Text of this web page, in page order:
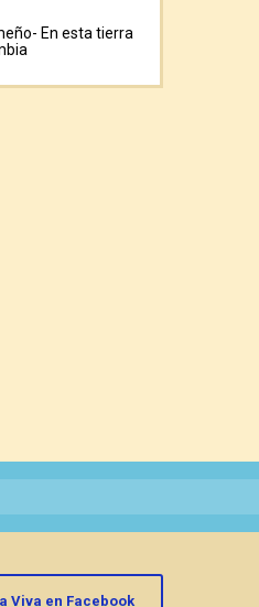
En esta tierra
Viva en Facebook